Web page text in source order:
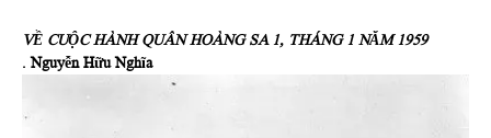
VỀ CUỘC HÀNH QUÂN HOÀNG SA 1, THÁNG 1 NĂM 1959
. Nguyễn Hữu Nghĩa